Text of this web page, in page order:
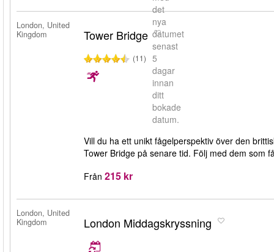
det
nya
datumet
senast
5
dagar
innan
ditt
bokade
datum.
London, United
Kingdom
Tower Bridge
(11)
Vill du ha ett unikt fågelperspektiv över den
Tower Bridge på senare tid. Följ med dem som
Från 215 kr
London, United
Kingdom
London Middagskryssning